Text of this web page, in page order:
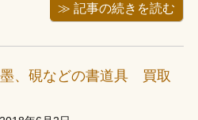
美術書を段ボール12箱分がありま
品だそうです。 なんでもお父様は
の先生、お母様は日本美術家、ご
様も出版社様のにお勤めだったと
≫ 記事の続きを読む
、硯などの書道具 買取